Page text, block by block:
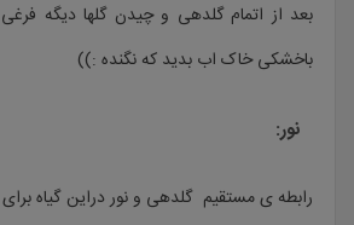
بعد از اتمام گلدهی و چیدن گلها دیگه
باخشکی خاک اب بدید که نگنده :))
نور:
رابطه ی مستقیم گلدهی و نور دراین گیاه